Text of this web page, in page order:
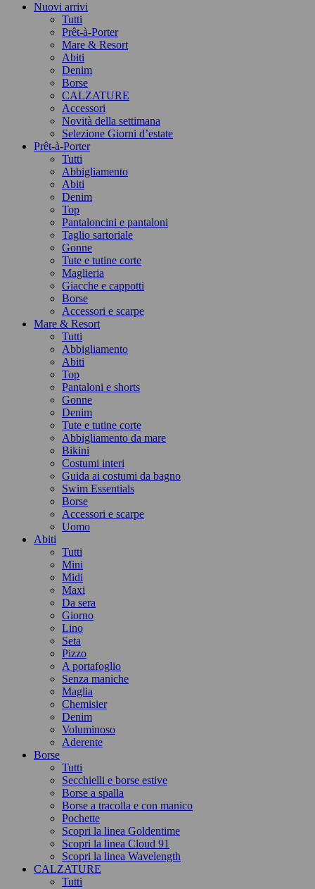
Nuovi arrivi
Tutti
Prêt-à-Porter
Mare & Resort
Abiti
Denim
Borse
CALZATURE
Accessori
Novità della settimana
Selezione Giorni d’estate
Prêt-à-Porter
Tutti
Abbigliamento
Abiti
Denim
Top
Pantaloncini e pantaloni
Taglio sartoriale
Gonne
Tute e tutine corte
Maglieria
Giacche e cappotti
Borse
Accessori e scarpe
Mare & Resort
Tutti
Abbigliamento
Abiti
Top
Pantaloni e shorts
Gonne
Denim
Tute e tutine corte
Abbigliamento da mare
Bikini
Costumi interi
Guida ai costumi da bagno
Swim Essentials
Borse
Accessori e scarpe
Uomo
Abiti
Tutti
Mini
Midi
Maxi
Da sera
Giorno
Lino
Seta
Pizzo
A portafoglio
Senza maniche
Maglia
Chemisier
Denim
Voluminoso
Aderente
Borse
Tutti
Secchielli e borse estive
Borse a spalla
Borse a tracolla e con manico
Pochette
Scopri la linea Goldentime
Scopri la linea Cloud 91
Scopri la linea Wavelength
CALZATURE
Tutti